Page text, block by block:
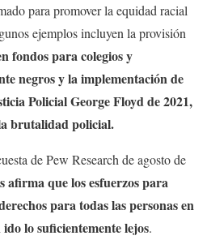
para promover la equidad racial
ejemplos incluyen la provisión
fondos para colegios y
negros y la implementación de
Policial George Floyd de 2021,
brutalidad policial.
de Pew Research de agosto de
afirma que los esfuerzos para
para todas las personas en
lo suficientemente lejos.